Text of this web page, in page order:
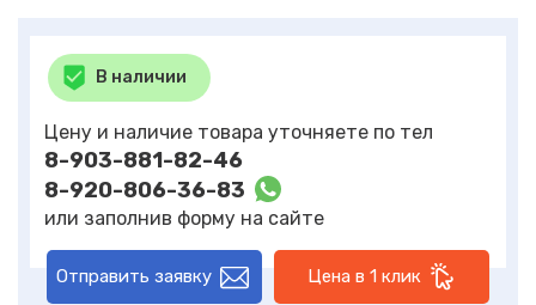
В наличии
Цену и наличие товара уточняете по тел
8-903-881-82-46
8-920-806-36-83
или заполнив форму на сайте
Отправить заявку Цена в 1 клик